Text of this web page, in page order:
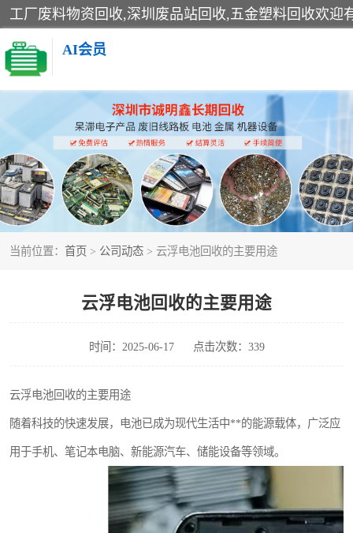
AI会员
当前位置： 首页 > 公司动态 > 云浮电池回收的主要用途
云浮电池回收的主要用途
时间：2025-06-17 点击次数：339
云浮电池回收的主要用途
随着科技的快速发展，电池已成为现代生活中**的能源载体，广泛应
用于手机、笔记本电脑、新能源汽车、储能设备等领域。
线路板回收
电子产品回收
金属回收